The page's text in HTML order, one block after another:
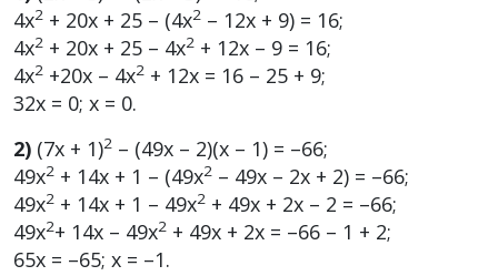
4х2 + 20х + 25 – (4х2 – 12х + 9) = 16;
4х2 + 20х + 25 – 4х2 + 12х – 9 = 16;
4х2 +20х – 4х2 + 12х = 16 – 25 + 9;
32х = 0; х = 0.
2) (7х + 1)2 – (49х – 2)(х – 1) = –66;
49x2 + 14х + 1 – (49х2 – 49х – 2х + 2) = –66;
49х2 + 14х + 1 – 49x2 + 49х + 2х – 2 = –66;
49х2+ 14х – 49х2 + 49х + 2х = –66 – 1 + 2;
65х = –65; х = –1.